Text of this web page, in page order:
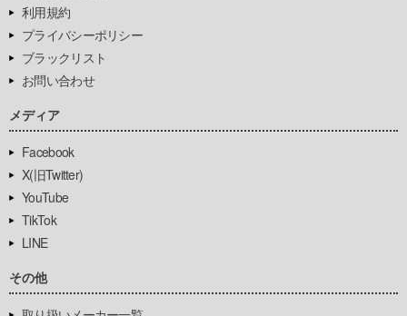
利用規約
プライバシーポリシー
ブラックリスト
お問い合わせ
メディア
Facebook
X(旧Twitter)
YouTube
TikTok
LINE
その他